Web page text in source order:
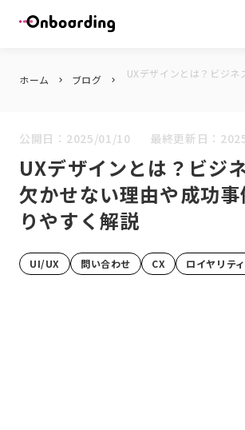
ホーム keyboard_arrow_right ブログ keyboard_arrow_right
UXデザインとは？ビジ
公開日： 2025/01/10 最終更新日：
UXデザインとは？ビジ
欠かせない理由や成功
りやすく解説
UI/UX 問い合わせ CX ロイヤリティ